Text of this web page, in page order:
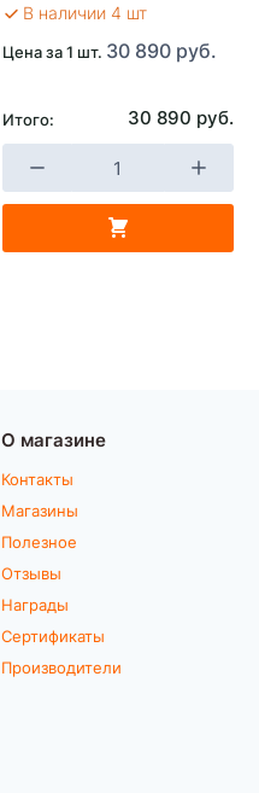
В наличии 4 шт
Цена за 1 шт. 30 890 руб.
Итого: 30 890 руб.
О магазине
Контакты
Магазины
Полезное
Отзывы
Награды
Сертификаты
Производители